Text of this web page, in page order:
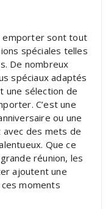
emporter sont tout
spéciales telles
De nombreux
spéciaux adaptés
une sélection de
C’est une
ou une
des mets de
Que ce
réunion, les
ajoutent une
moments